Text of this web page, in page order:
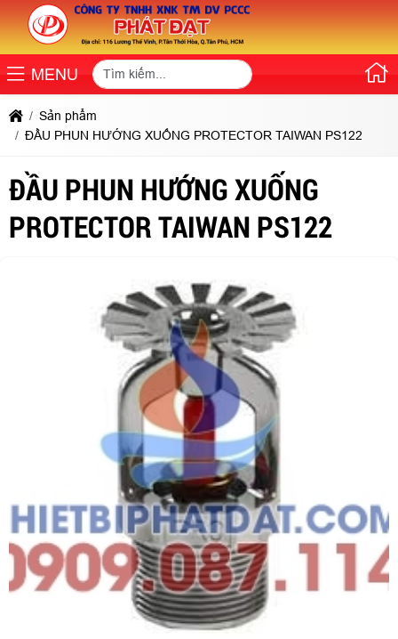
MENU
Sản phẩm
ĐẦU PHUN HƯỚNG XUỐNG PROTECTOR TAIWAN PS122
ĐẦU PHUN HƯỚNG XUỐNG
PROTECTOR TAIWAN PS122